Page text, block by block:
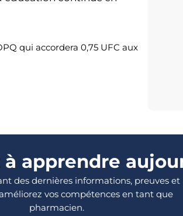
qui accordera 0,75 UFC aux
à apprendre
des dernières informations, preuves et
vos compétences en tant que
pharmacien.